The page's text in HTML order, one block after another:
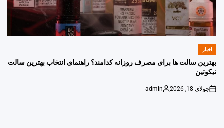
POSTED
اخبار
بهترین سالت ها برای مصرف روزانه کدامند؟ راهنمای انتخاب بهترین سالت
نیکوتین
on
جولای 18, 2026
Posted
admin